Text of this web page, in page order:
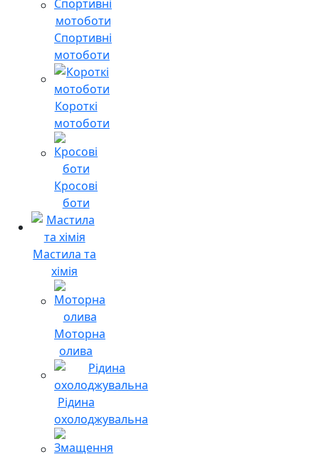
Спортивні
мотоботи
Короткі
мотоботи
Кросові
боти
Мастила та
хімія
Моторна
олива
Рідина
охолоджувальна